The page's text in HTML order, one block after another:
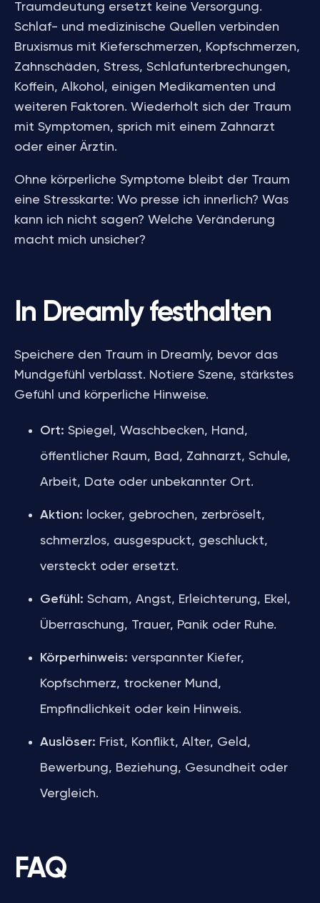
Traumdeutung ersetzt keine Versorgung.
Schlaf- und medizinische Quellen verbinden
Bruxismus mit Kieferschmerzen, Kopfschmerzen,
Zahnschäden, Stress, Schlafunterbrechungen,
Koffein, Alkohol, einigen Medikamenten und
weiteren Faktoren. Wiederholt sich der Traum
mit Symptomen, sprich mit einem Zahnarzt
oder einer Ärztin.
Ohne körperliche Symptome bleibt der Traum
eine Stresskarte: Wo presse ich innerlich? Was
kann ich nicht sagen? Welche Veränderung
macht mich unsicher?
In Dreamly festhalten
Speichere den Traum in Dreamly, bevor das
Mundgefühl verblasst. Notiere Szene, stärkstes
Gefühl und körperliche Hinweise.
Ort: Spiegel, Waschbecken, Hand,
öffentlicher Raum, Bad, Zahnarzt, Schule,
Arbeit, Date oder unbekannter Ort.
Aktion: locker, gebrochen, zerbröselt,
schmerzlos, ausgespuckt, geschluckt,
versteckt oder ersetzt.
Gefühl: Scham, Angst, Erleichterung, Ekel,
Überraschung, Trauer, Panik oder Ruhe.
Körperhinweis: verspannter Kiefer,
Kopfschmerz, trockener Mund,
Empfindlichkeit oder kein Hinweis.
Auslöser: Frist, Konflikt, Alter, Geld,
Bewerbung, Beziehung, Gesundheit oder
Vergleich.
FAQ